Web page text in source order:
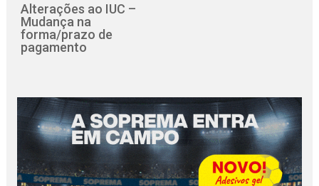
Alterações ao IUC –
Mudança na
forma/prazo de
pagamento